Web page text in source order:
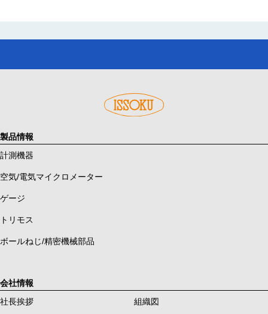
製品情報
計測機器
空気/電気マイクロメーター
ゲージ
トリモス
ボールねじ/精密機械部品
会社情報
社長挨拶
組織図